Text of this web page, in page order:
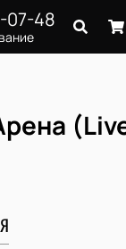
07-48